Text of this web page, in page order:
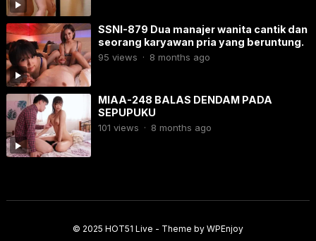
SSNI-879​ Dua manajer wanita cantik dan
seorang karyawan pria yang beruntung.
95 views · 8 months ago
MIAA-248 BALAS DENDAM PADA
SEPUPUKU
101 views · 8 months ago
© 2025 HOT51 Live - Theme by WPEnjoy